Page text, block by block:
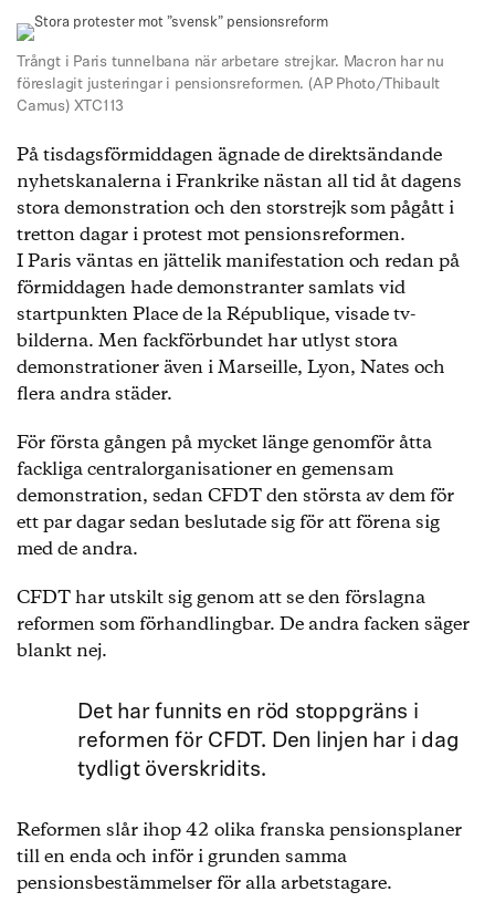
Trångt i Paris tunnelbana när arbetare strejkar. Macron har nu
föreslagit justeringar i pensionsreformen. (AP Photo/Thibault
Camus) XTC113
På tisdagsförmiddagen ägnade de direktsändande
nyhetskanalerna i Frankrike nästan all tid åt dagens
stora demonstration och den storstrejk som pågått i
tretton dagar i protest mot pensionsreformen.
I Paris väntas en jättelik manifestation och redan på
förmiddagen hade demonstranter samlats vid
startpunkten Place de la République, visade tv-
bilderna. Men fackförbundet har utlyst stora
demonstrationer även i Marseille, Lyon, Nates och
flera andra städer.
För första gången på mycket länge genomför åtta
fackliga centralorganisationer en gemensam
demonstration, sedan CFDT den största av dem för
ett par dagar sedan beslutade sig för att förena sig
med de andra.
CFDT har utskilt sig genom att se den förslagna
reformen som förhandlingbar. De andra facken säger
blankt nej.
Det har funnits en röd stoppgräns i
reformen för CFDT. Den linjen har i dag
tydligt överskridits.
Reformen slår ihop 42 olika franska pensionsplaner
till en enda och inför i grunden samma
pensionsbestämmelser för alla arbetstagare.